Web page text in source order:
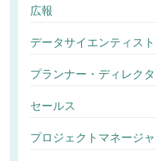
広報
データサイエンティスト
プランナー・ディレク
セールス
プロジェクトマネージ